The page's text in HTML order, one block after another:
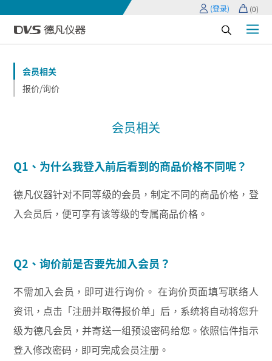
(登录) (0)
会员相关
报价/询价
会员相关
Q1、为什么我登入前后看到的商品价格不同呢？
德凡仪器针对不同等级的会员，制定不同的商品价格，登
入会员后，便可享有该等级的专属商品价格。
Q2、询价前是否要先加入会员？
不需加入会员，即可进行询价。 在询价页面填写联络⼈
资讯，点击「注册并取得报价单」后，系统将自动将您升
级为德凡会员，并寄送一组预设密码给您。依照信件指示
登入修改密码，即可完成会员注册。